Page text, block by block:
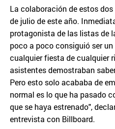
La colaboración de estos
de julio de este año.
protagonista de las listas de
poco a poco consiguió ser
cualquier fiesta de cualquier
asistentes demostraban
Pero esto solo acababa de
normal es lo que ha pasado
que se haya estrenado",
entrevista con Billboard.